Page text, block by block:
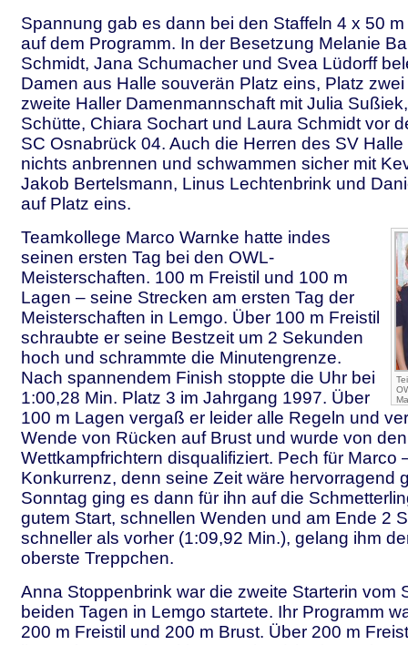
Spannung gab es dann bei den Staffeln 4 x 50
auf dem Programm. In der Besetzung Melanie
Schmidt, Jana Schumacher und Svea Lüdorff
Damen aus Halle souverän Platz eins, Platz
zweite Haller Damenmannschaft mit Julia
Schütte, Chiara Sochart und Laura Schmidt vor
SC Osnabrück 04. Auch die Herren des SV
nichts anbrennen und schwammen sicher mit
Jakob Bertelsmann, Linus Lechtenbrink und
auf Platz eins.
Teamkollege Marco Warnke hatte indes
seinen ersten Tag bei den OWL-
Meisterschaften. 100 m Freistil und 100 m
Lagen – seine Strecken am ersten Tag der
Meisterschaften in Lemgo. Über 100 m Freistil
schraubte er seine Bestzeit um 2 Sekunden
hoch und schrammte die Minutengrenze.
Nach spannendem Finish stoppte die Uhr bei
1:00,28 Min. Platz 3 im Jahrgang 1997. Über
100 m Lagen vergaß er leider alle Regeln und
Wende von Rücken auf Brust und wurde von den
Wettkampfrichtern disqualifiziert. Pech für Marco
Konkurrenz, denn seine Zeit wäre hervorragend
Sonntag ging es dann für ihn auf die
gutem Start, schnellen Wenden und am Ende 2
schneller als vorher (1:09,92 Min.), gelang ihm
oberste Treppchen.
Anna Stoppenbrink war die zweite Starterin vom
beiden Tagen in Lemgo startete. Ihr Programm
200 m Freistil und 200 m Brust. Über 200 m